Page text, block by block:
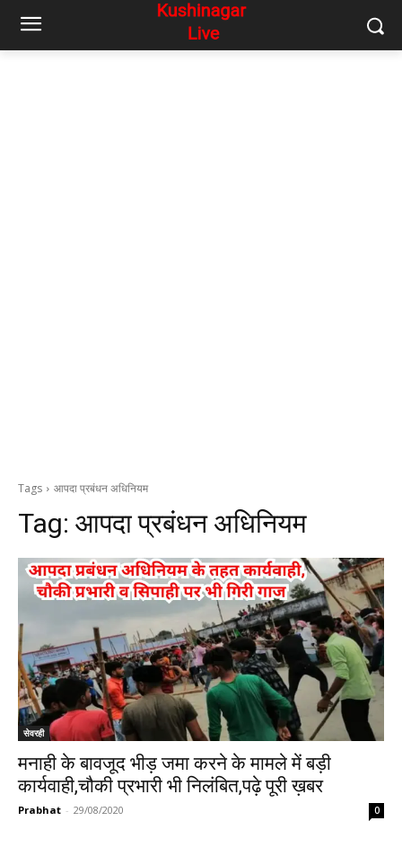
Tags आपदा प्रबंधन अधिनियम
Tag: आपदा प्रबंधन अधिनियम
सेवरही
मनाही के बावजूद भीड़ जमा करने के मामले में बड़ी
कार्यवाही,चौकी प्रभारी भी निलंबित,पढ़े पूरी ख़बर
Prabhat - 29/08/2020 0